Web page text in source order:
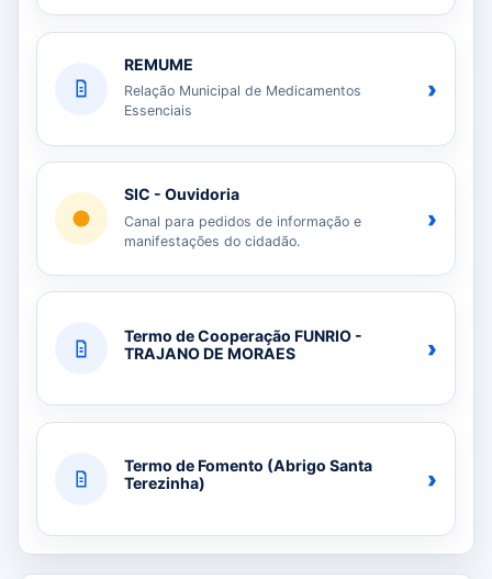
REMUME
Relação Municipal de Medicamentos
Essenciais
›
SIC - Ouvidoria
Canal para pedidos de informação e
manifestações do cidadão.
›
Termo de Cooperação FUNRIO -
TRAJANO DE MORAES
›
Termo de Fomento (Abrigo Santa
Terezinha)
›